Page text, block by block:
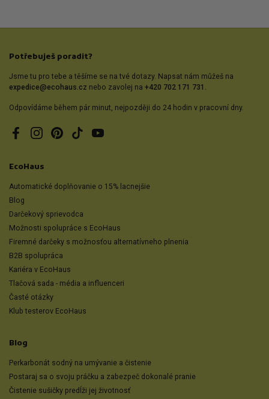
Potřebuješ poradit?
Jsme tu pro tebe a těšíme se na tvé dotazy. Napsat nám můžeš na
expedice@ecohaus.cz nebo zavolej na +420 702 171 731.
Odpovídáme během pár minut, nejpozději do 24 hodin v pracovní dny.
FacebookInstagramPinterestTikTokYouTube
EcoHaus
Automatické doplňovanie o 15% lacnejšie
Blog
Darčekový sprievodca
Možnosti spolupráce s EcoHaus
Firemné darčeky s možnosťou alternatívneho plnenia
B2B spolupráca
Kariéra v EcoHaus
Tlačová sada - média a influenceri
Časté otázky
Klub testerov EcoHaus
Blog
Perkarbonát sodný na umývanie a čistenie
Postaraj sa o svoju práčku a zabezpeč dokonalé pranie
Čistenie sušičky predĺži jej životnosť